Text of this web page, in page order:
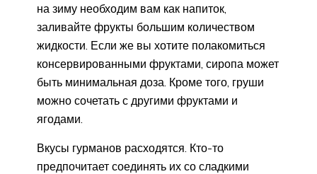
на зиму необходим вам как напиток,
заливайте фрукты большим количеством
жидкости. Если же вы хотите полакомиться
консервированными фруктами, сиропа может
быть минимальная доза. Кроме того, груши
можно сочетать с другими фруктами и
ягодами.
Вкусы гурманов расходятся. Кто-то
предпочитает соединять их со сладкими